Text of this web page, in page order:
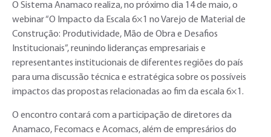
O Sistema Anamaco realiza, no próximo dia 14 de maio, o
webinar “O Impacto da Escala 6×1 no Varejo de Material de
Construção: Produtividade, Mão de Obra e Desafios
Institucionais”, reunindo lideranças empresariais e
representantes institucionais de diferentes regiões do país
para uma discussão técnica e estratégica sobre os possíveis
impactos das propostas relacionadas ao fim da escala 6×1.
O encontro contará com a participação de diretores da
Anamaco, Fecomacs e Acomacs, além de empresários do